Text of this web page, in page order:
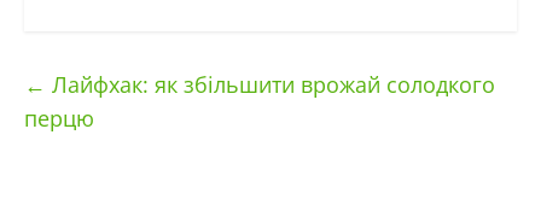
← Лайфхак: як збільшити врожай солодкого
перцю